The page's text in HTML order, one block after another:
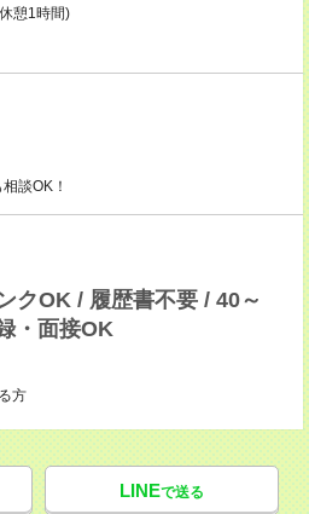
憩1時間)
談OK！
クOK / 履歴書不要 / 40～
・面接OK
方
LINEで送る